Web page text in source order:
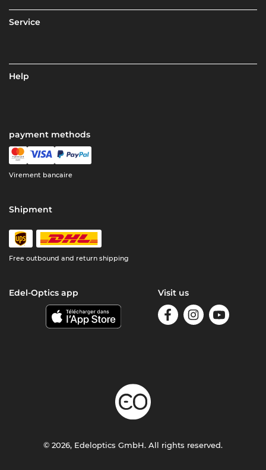
Service
Help
payment methods
Virement bancaire
Shipment
Free outbound and return shipping
Edel-Optics app Visit us
© 2026, Edeloptics GmbH. All rights reserved.